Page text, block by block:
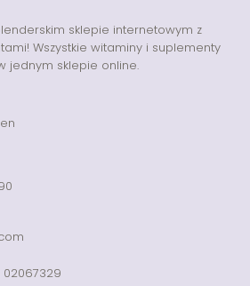
sklepie internetowym z
Wszystkie witaminy i suplementy
jednym sklepie online.
02067329